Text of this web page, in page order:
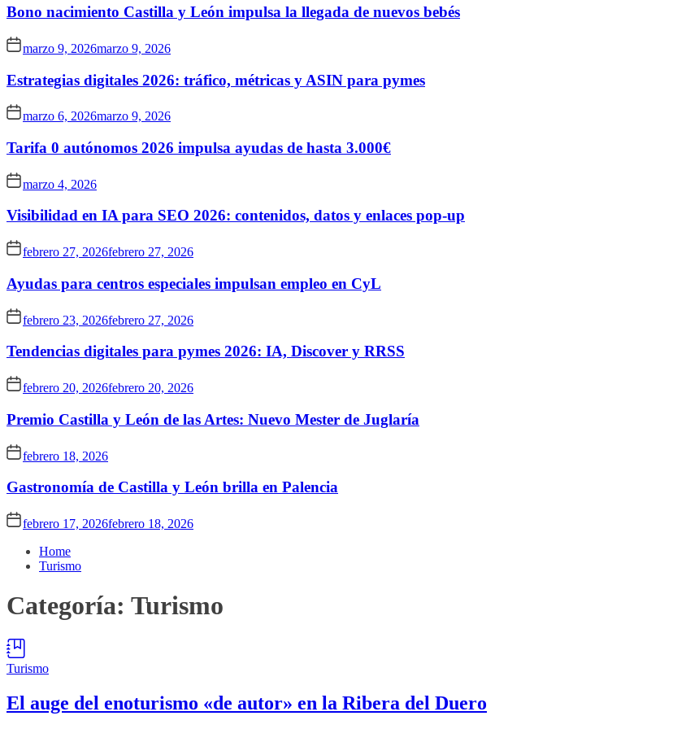
Bono nacimiento Castilla y León impulsa la llegada de nuevos bebés
marzo 9, 2026marzo 9, 2026
Estrategias digitales 2026: tráfico, métricas y ASIN para pymes
marzo 6, 2026marzo 9, 2026
Tarifa 0 autónomos 2026 impulsa ayudas de hasta 3.000€
marzo 4, 2026
Visibilidad en IA para SEO 2026: contenidos, datos y enlaces pop-up
febrero 27, 2026febrero 27, 2026
Ayudas para centros especiales impulsan empleo en CyL
febrero 23, 2026febrero 27, 2026
Tendencias digitales para pymes 2026: IA, Discover y RRSS
febrero 20, 2026febrero 20, 2026
Premio Castilla y León de las Artes: Nuevo Mester de Juglaría
febrero 18, 2026
Gastronomía de Castilla y León brilla en Palencia
febrero 17, 2026febrero 18, 2026
Home
Turismo
Categoría: Turismo
Turismo
El auge del enoturismo «de autor» en la Ribera del Duero